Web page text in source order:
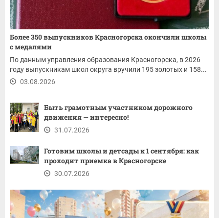
Более 350 выпускников Красногорска окончили школы
с медалями
По данным управления образования Красногорска, в 2026
году выпускникам школ округа вручили 195 золотых и 158...
03.08.2026
Быть грамотным участником дорожного
движения — интересно!
31.07.2026
Готовим школы и детсады к 1 сентября: как
проходит приемка в Красногорске
30.07.2026